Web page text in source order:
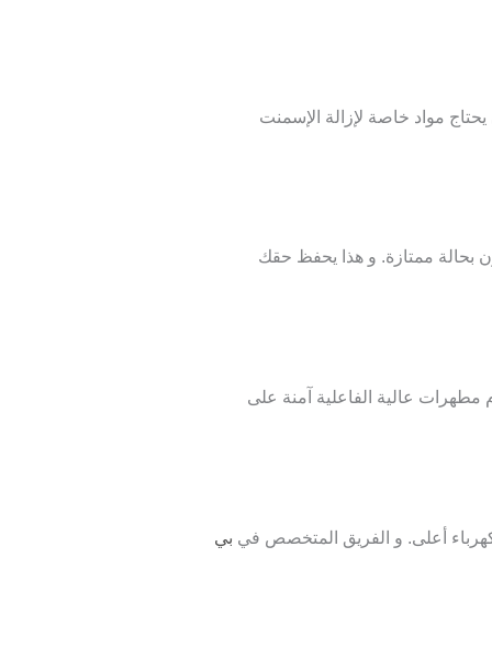
مواد خاصة لإزالة الإسمنت
ممتازة. و هذا يحفظ حقك
مطهرات عالية الفاعلية آمنة على
أعلى. و الفريق المتخصص في بي